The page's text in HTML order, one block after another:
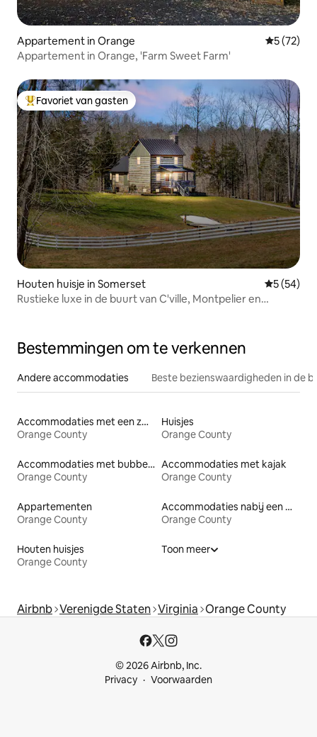
Appartement in Orange
5 (72)
Appartement in Orange, 'Farm Sweet Farm'
Topfavoriet van gasten
Favoriet van gasten
Houten huisje in Somerset
5 (54)
Rustieke luxe in de buurt van C'ville, Montpelier en
Bestemmingen om te verkennen
Andere accommodaties Beste bezienswaardigheden in de
Accommodaties met een zwembad
Orange County
Huisjes
Orange County
Accommodaties met bubbelbad
Orange County
Accommodaties met kajak
Orange County
Appartementen
Orange County
Accommodaties nabij een meer
Orange County
Houten huisjes
Orange County
Toon meer
Airbnb Verenigde Staten Virginia Orange County
© 2026 Airbnb, Inc.
Privacy
Voorwaarden